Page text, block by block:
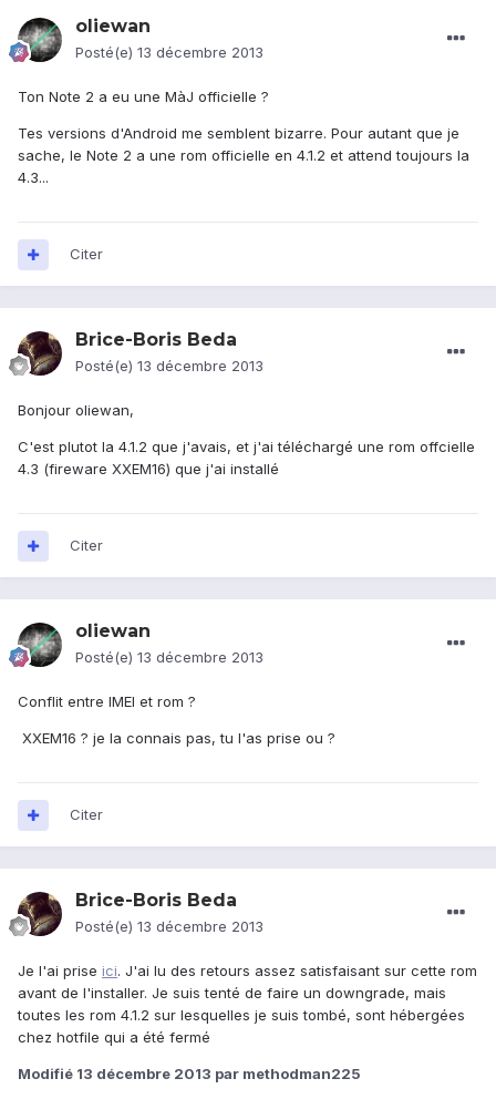
oliewan
Posté(e) 13 décembre 2013
Ton Note 2 a eu une MàJ officielle ?
Tes versions d'Android me semblent bizarre. Pour autant que je
sache, le Note 2 a une rom officielle en 4.1.2 et attend toujours la
4.3...
Citer
Brice-Boris Beda
Posté(e) 13 décembre 2013
Bonjour oliewan,
C'est plutot la 4.1.2 que j'avais, et j'ai téléchargé une rom offcielle
4.3 (fireware XXEM16) que j'ai installé
Citer
oliewan
Posté(e) 13 décembre 2013
Conflit entre IMEI et rom ?
XXEM16 ? je la connais pas, tu l'as prise ou ?
Citer
Brice-Boris Beda
Posté(e) 13 décembre 2013
Je l'ai prise ici. J'ai lu des retours assez satisfaisant sur cette rom
avant de l'installer. Je suis tenté de faire un downgrade, mais
toutes les rom 4.1.2 sur lesquelles je suis tombé, sont hébergées
chez hotfile qui a été fermé
Modifié 13 décembre 2013 par methodman225